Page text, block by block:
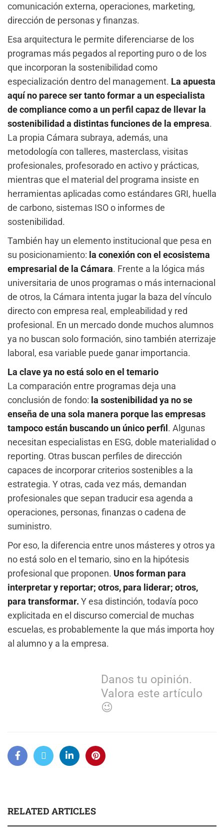
comunicación externa, operaciones, marketing,
dirección de personas y finanzas.
Esa arquitectura le permite diferenciarse de los
programas más pegados al reporting puro o de los
que incorporan la sostenibilidad como
especialización dentro del management. La apuesta
aquí no parece ser tanto formar a un especialista
de compliance como a un perfil capaz de llevar la
sostenibilidad a distintas funciones de la empresa.
La propia Cámara subraya, además, una
metodología con talleres, masterclass, visitas
profesionales, profesorado en activo y prácticas,
mientras que el material del programa insiste en
herramientas aplicadas como estándares GRI, huella
de carbono, sistemas ISO o informes de
sostenibilidad.
También hay un elemento institucional que pesa en
su posicionamiento: la conexión con el ecosistema
empresarial de la Cámara. Frente a la lógica más
universitaria de unos programas o más internacional
de otros, la Cámara intenta jugar la baza del vínculo
directo con empresa real, empleabilidad y red
profesional. En un mercado donde muchos alumnos
ya no buscan solo formación, sino también aterrizaje
laboral, esa variable puede ganar importancia.
La clave ya no está solo en el temario
La comparación entre programas deja una
conclusión de fondo: la sostenibilidad ya no se
enseña de una sola manera porque las empresas
tampoco están buscando un único perfil. Algunas
necesitan especialistas en ESG, doble materialidad o
reporting. Otras buscan perfiles de dirección
capaces de incorporar criterios sostenibles a la
estrategia. Y otras, cada vez más, demandan
profesionales que sepan traducir esa agenda a
operaciones, personas, finanzas o cadena de
suministro.
Por eso, la diferencia entre unos másteres y otros ya
no está solo en el temario, sino en la hipótesis
profesional que proponen. Unos forman para
interpretar y reportar; otros, para liderar; otros,
para transformar. Y esa distinción, todavía poco
explicitada en el discurso comercial de muchas
escuelas, es probablemente la que más importa hoy
al alumno y a la empresa.
Danos tu opinión.
Valora este artículo
😉
RELATED ARTICLES